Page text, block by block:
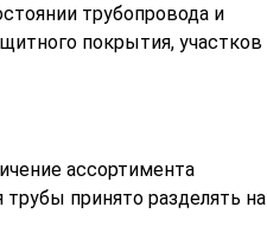
трубопровода и
покрытия, участков
ассортимента
принято разделять на